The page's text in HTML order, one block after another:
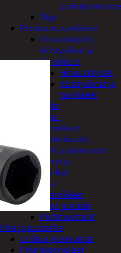
Öljyt
Perävaunutarvikkeet
Hinausköydet,
kiristysliinat ja
kiinnikkeet
Hinausköydet
Kiristysliinat ja
tarvikkeet
Valot
Rengas ja -
vannetarvikkeet
Sähköpotkulaudat,
skootterit ja ajoneuvot
Tukkikärryt ja
juontopulkat
Veneet ja
veneilytarvikkeet
Airot ja melat
Perämoottorit
Piha ja puutarha
Grillaus ja savustus
Piharakennukset